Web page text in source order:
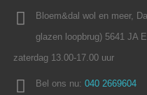
Bloem&dal wol en meer,
glazen loopbrug) 5641 JA
zaterdag 13.00-17.00 uur
Bel ons nu: 040 2669604